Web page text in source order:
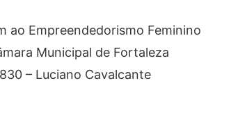
ao Empreendedorismo Feminino
Municipal de Fortaleza
– Luciano Cavalcante